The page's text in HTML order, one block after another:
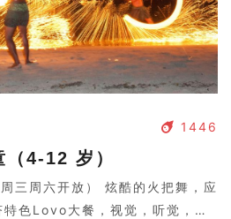
1446
4-12 岁）
三周六开放） 炫酷的火把舞，应
色Lovo大餐，视觉，听觉，味